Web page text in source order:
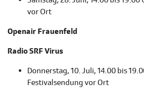
vor Ort
Openair Frauenfeld
Radio SRF Virus
Donnerstag, 10. Juli, 14.00 bis
Festivalsendung vor Ort